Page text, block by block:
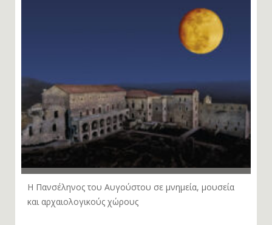
Η Πανσέληνος του Αυγούστου σε μνημεία, μουσεία
και αρχαιολογικούς χώρους